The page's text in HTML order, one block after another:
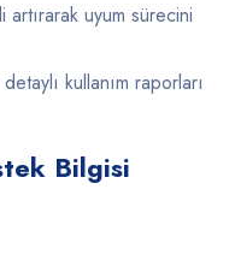
artırarak uyum sürecini
kullanım raporları
Bilgisi